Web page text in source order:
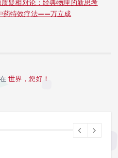
疑相对论：经典物理的新思考
药特效疗法——万立成
世界，您好！